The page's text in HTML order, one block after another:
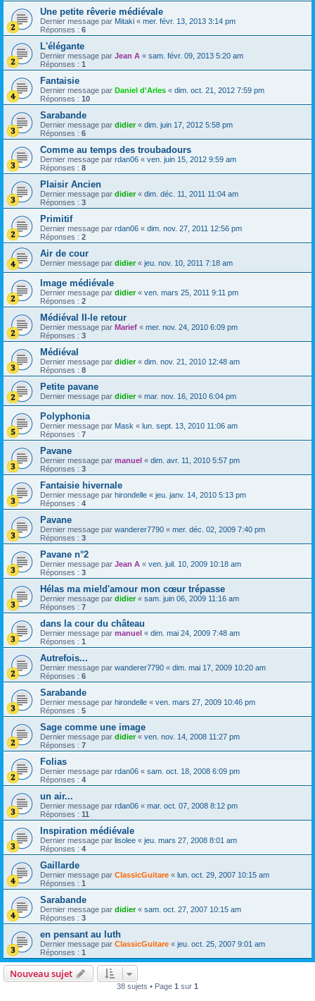
Une petite rêverie médiévale
Dernier message par Mitaki « mer. févr. 13, 2013 3:14 pm
Réponses : 6
L'élégante
Dernier message par Jean A « sam. févr. 09, 2013 5:20 am
Réponses : 1
Fantaisie
Dernier message par Daniel d'Arles « dim. oct. 21, 2012 7:59 pm
Réponses : 10
Sarabande
Dernier message par didier« dim. juin 17, 2012 5:58 pm
Réponses : 6
Comme au temps des troubadours
Dernier message par rdan06 « ven. juin 15, 2012 9:59 am
Réponses : 8
Plaisir Ancien
Dernier message par didier« dim. déc. 11, 2011 11:04 am
Réponses : 3
Primitif
Dernier message par rdan06 « dim. nov. 27, 2011 12:56 pm
Réponses : 2
Air de cour
Dernier message par didier« jeu. nov. 10, 2011 7:18 am
Image médiévale
Dernier message par didier« ven. mars 25, 2011 9:11 pm
Réponses : 2
Médiéval II-le retour
Dernier message par Marief « mer. nov. 24, 2010 6:09 pm
Réponses : 3
Médiéval
Dernier message par didier« dim. nov. 21, 2010 12:48 am
Réponses : 8
Petite pavane
Dernier message par didier« mar. nov. 16, 2010 6:04 pm
Polyphonia
Dernier message par Mask « lun. sept. 13, 2010 11:06 am
Réponses : 7
Pavane
Dernier message par manuel « dim. avr. 11, 2010 5:57 pm
Réponses : 3
Fantaisie hivernale
Dernier message par hirondelle « jeu. janv. 14, 2010 5:13 pm
Réponses : 4
Pavane
Dernier message par wanderer7790 « mer. déc. 02, 2009 7:40 pm
Réponses : 3
Pavane n°2
Dernier message par Jean A « ven. juil. 10, 2009 10:18 am
Réponses : 3
Hélas ma mie!d'amour mon cœur trépasse
Dernier message par didier« sam. juin 06, 2009 11:16 am
Réponses : 7
dans la cour du château
Dernier message par manuel « dim. mai 24, 2009 7:48 am
Réponses : 1
Autrefois...
Dernier message par wanderer7790 « dim. mai 17, 2009 10:20 am
Réponses : 6
Sarabande
Dernier message par hirondelle « ven. mars 27, 2009 10:46 pm
Réponses : 5
Sage comme une image
Dernier message par didier« ven. nov. 14, 2008 11:27 pm
Réponses : 7
Folias
Dernier message par rdan06 « sam. oct. 18, 2008 6:09 pm
Réponses : 4
un air...
Dernier message par rdan06 « mar. oct. 07, 2008 8:12 pm
Réponses : 11
Inspiration médiévale
Dernier message par lisolee « jeu. mars 27, 2008 8:01 am
Réponses : 4
Gaillarde
Dernier message par ClassicGuitare « lun. oct. 29, 2007 10:15 am
Réponses : 1
Sarabande
Dernier message par didier« sam. oct. 27, 2007 10:15 am
Réponses : 3
en pensant au luth
Dernier message par ClassicGuitare « jeu. oct. 25, 2007 9:01 am
Réponses : 1
Nouveau sujet
38 sujets • Page 1 sur 1